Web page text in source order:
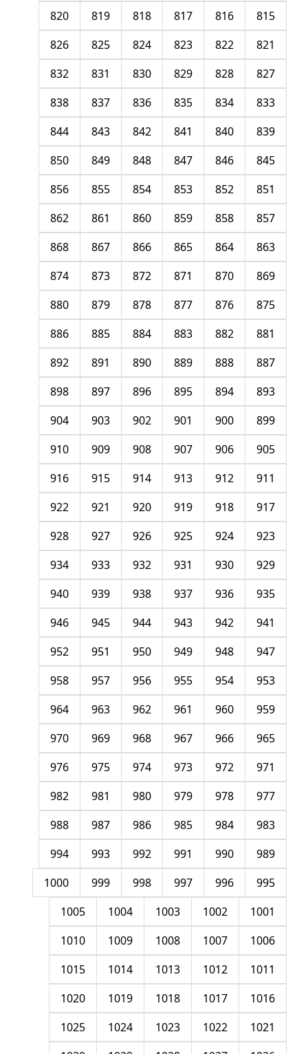
815
816
817
818
819
820
821
822
823
824
825
826
827
828
829
830
831
832
833
834
835
836
837
838
839
840
841
842
843
844
845
846
847
848
849
850
851
852
853
854
855
856
857
858
859
860
861
862
863
864
865
866
867
868
869
870
871
872
873
874
875
876
877
878
879
880
881
882
883
884
885
886
887
888
889
890
891
892
893
894
895
896
897
898
899
900
901
902
903
904
905
906
907
908
909
910
911
912
913
914
915
916
917
918
919
920
921
922
923
924
925
926
927
928
929
930
931
932
933
934
935
936
937
938
939
940
941
942
943
944
945
946
947
948
949
950
951
952
953
954
955
956
957
958
959
960
961
962
963
964
965
966
967
968
969
970
971
972
973
974
975
976
977
978
979
980
981
982
983
984
985
986
987
988
989
990
991
992
993
994
995
996
997
998
999
1000
1001
1002
1003
1004
1005
1006
1007
1008
1009
1010
1011
1012
1013
1014
1015
1016
1017
1018
1019
1020
1021
1022
1023
1024
1025